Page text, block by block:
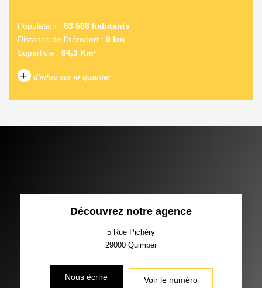
Population : 63 508 habitants
Distance de l'aéroport : 9 km
Superficie : 84,3 Km²
+ d'infos sur le quartier
PART DES MÉNAGES SANS
VOITURE
ECOLES ET CRÈCHES
Découvrez notre agence
5 Rue Pichéry
29000 Quimper
Nous écrire Voir le numéro